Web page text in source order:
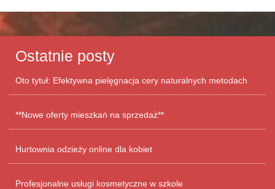
Ostatnie posty
Oto tytuł: Efektywna pielęgnacja cery naturalnych metodach
**Nowe oferty mieszkań na sprzedaż**
Hurtownia odzieży online dla kobiet
Profesjonalne usługi kosmetyczne w szkole